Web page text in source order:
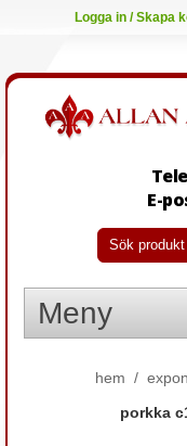
Logga in / Skapa
E-
Meny
hem /
porkka